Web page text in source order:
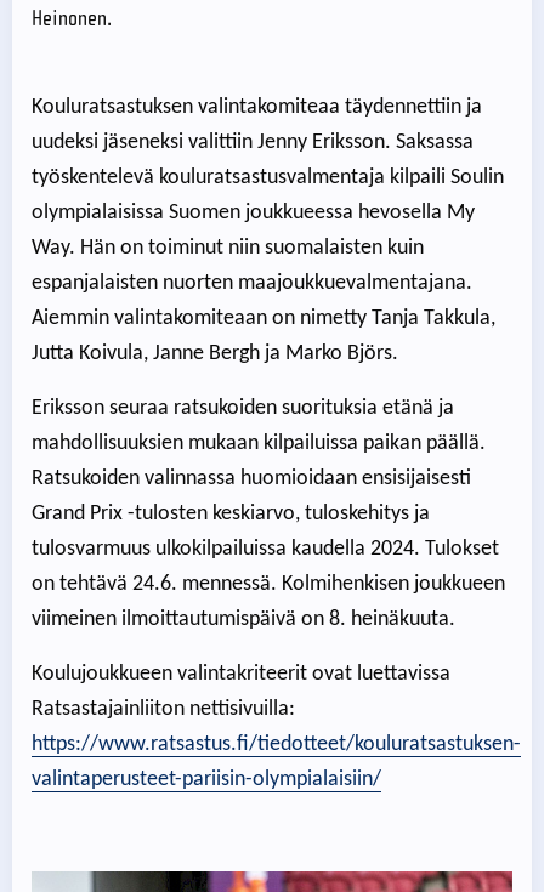
Heinonen.
Kouluratsastuksen valintakomiteaa täydennettiin ja
uudeksi jäseneksi valittiin Jenny Eriksson. Saksassa
työskentelevä kouluratsastusvalmentaja kilpaili Soulin
olympialaisissa Suomen joukkueessa hevosella My
Way. Hän on toiminut niin suomalaisten kuin
espanjalaisten nuorten maajoukkuevalmentajana.
Aiemmin valintakomiteaan on nimetty Tanja Takkula,
Jutta Koivula, Janne Bergh ja Marko Björs.
Eriksson seuraa ratsukoiden suorituksia etänä ja
mahdollisuuksien mukaan kilpailuissa paikan päällä.
Ratsukoiden valinnassa huomioidaan ensisijaisesti
Grand Prix -tulosten keskiarvo, tuloskehitys ja
tulosvarmuus ulkokilpailuissa kaudella 2024. Tulokset
on tehtävä 24.6. mennessä. Kolmihenkisen joukkueen
viimeinen ilmoittautumispäivä on 8. heinäkuuta.
Koulujoukkueen valintakriteerit ovat luettavissa
Ratsastajainliiton nettisivuilla:
https://www.ratsastus.fi/tiedotteet/kouluratsastuksen-
valintaperusteet-pariisin-olympialaisiin/